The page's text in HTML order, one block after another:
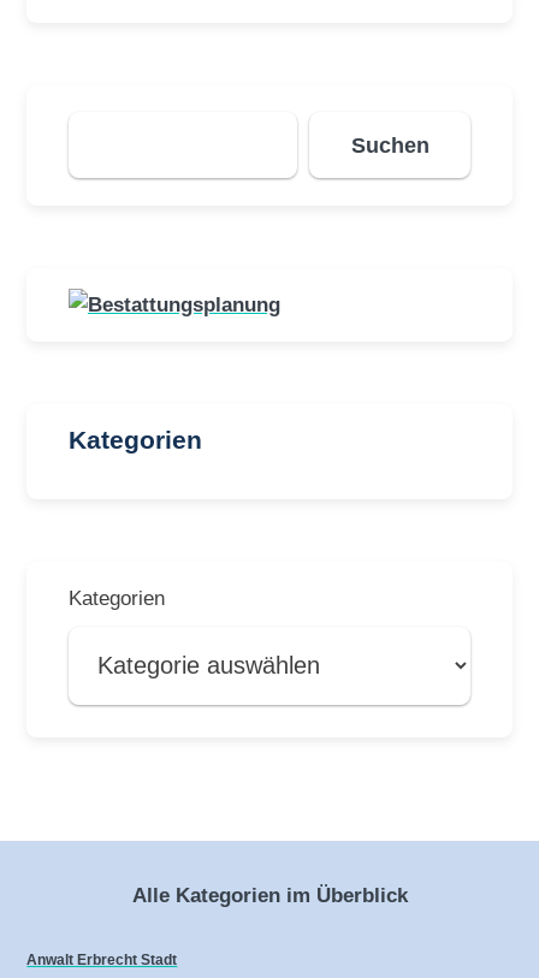
Suchen
Suchen
Kategorien
Kategorien
Alle Kategorien im Überblick
Anwalt Erbrecht Stadt